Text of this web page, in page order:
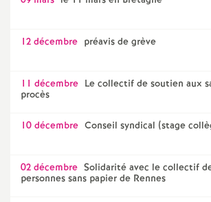
12 décembre préavis de grève
11 décembre Le collectif de soutien aux
procès
10 décembre Conseil syndical (stage
02 décembre Solidarité avec le collectif
personnes sans papier de Rennes